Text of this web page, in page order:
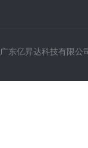
广东亿昇达科技有限公